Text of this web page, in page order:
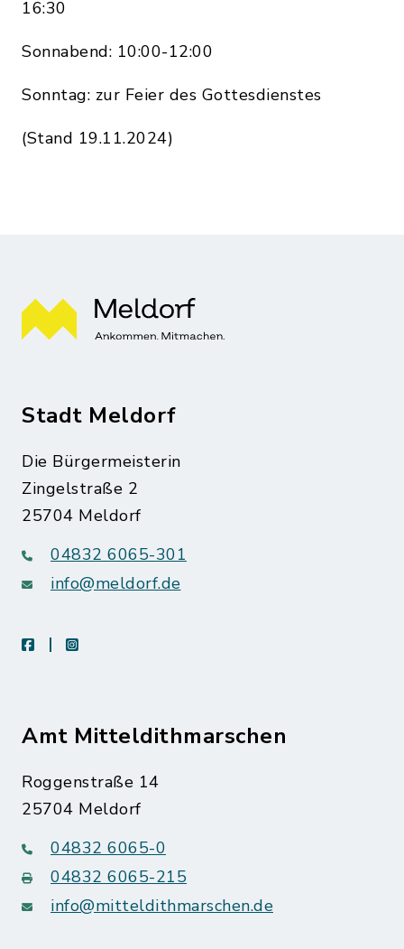
16:30
Sonnabend: 10:00-12:00
Sonntag: zur Feier des Gottesdienstes
(Stand 19.11.2024)
Stadt Meldorf
Die Bürgermeisterin
Zingelstraße 2
25704 Meldorf
04832 6065-301
info@meldorf.de
facebookinstagram
Amt Mitteldithmarschen
Roggenstraße 14
25704 Meldorf
04832 6065-0
04832 6065-215
info@mitteldithmarschen.de